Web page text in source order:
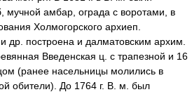
мучной амбар, ограда с воротами, в
Холмогорского архиеп.
построена и далматовским архим.
Введенская ц. с трапезной и 16
(ранее насельницы молились в
обители). До 1764 г. В. м. был